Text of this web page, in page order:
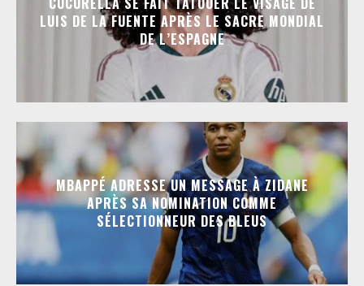
LUIS DE LA FUENTE APRÈS LE SACRE MONDIAL
DE L’ESPAGNE
MBAPPÉ ADRESSE UN MESSAGE À ZIDANE
APRÈS SA NOMINATION COMME
SÉLECTIONNEUR DES BLEUS